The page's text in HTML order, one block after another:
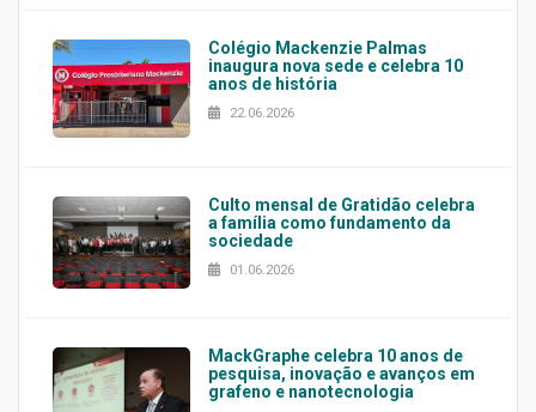
Colégio Mackenzie Palmas
inaugura nova sede e celebra 10
anos de história
22.06.2026
Culto mensal de Gratidão celebra
a família como fundamento da
sociedade
01.06.2026
MackGraphe celebra 10 anos de
pesquisa, inovação e avanços em
grafeno e nanotecnologia